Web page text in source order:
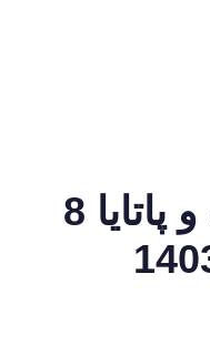
تور ترکیبی پوکت و پاتایا 8